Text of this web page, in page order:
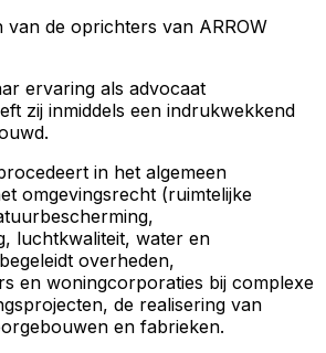
van de oprichters van ARROW
ervaring als advocaat
zij inmiddels een indrukwekkend
in het algemeen
omgevingsrecht (ruimtelijke
luchtkwaliteit, water en
overheden,
en woningcorporaties bij complexe
de realisering van
en fabrieken.